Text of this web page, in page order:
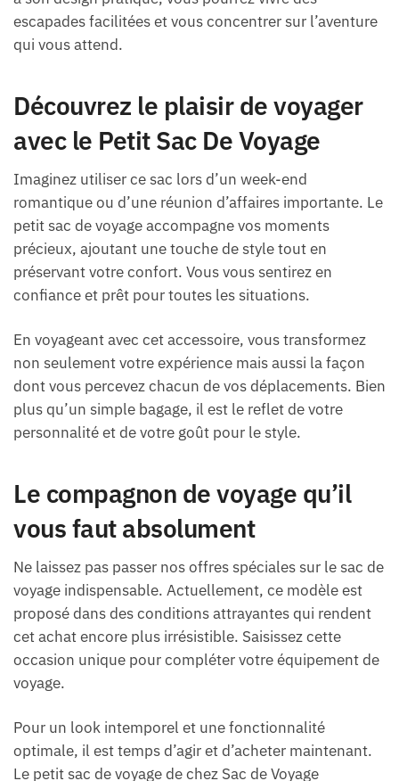
escapades facilitées et vous concentrer sur l’aventure
qui vous attend.
Découvrez le plaisir de voyager
avec le Petit Sac De Voyage
Imaginez utiliser ce sac lors d’un week-end
romantique ou d’une réunion d’affaires importante. Le
petit sac de voyage accompagne vos moments
précieux, ajoutant une touche de style tout en
préservant votre confort. Vous vous sentirez en
confiance et prêt pour toutes les situations.
En voyageant avec cet accessoire, vous transformez
non seulement votre expérience mais aussi la façon
dont vous percevez chacun de vos déplacements. Bien
plus qu’un simple bagage, il est le reflet de votre
personnalité et de votre goût pour le style.
Le compagnon de voyage qu’il
vous faut absolument
Ne laissez pas passer nos offres spéciales sur le sac de
voyage indispensable. Actuellement, ce modèle est
proposé dans des conditions attrayantes qui rendent
cet achat encore plus irrésistible. Saisissez cette
occasion unique pour compléter votre équipement de
voyage.
Pour un look intemporel et une fonctionnalité
optimale, il est temps d’agir et d’acheter maintenant.
Le petit sac de voyage de chez Sac de Voyage